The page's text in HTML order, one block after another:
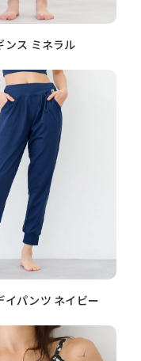
ンス ミネラル
イパンツ ネイビー